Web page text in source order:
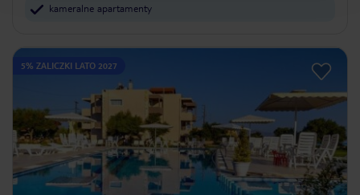
kameralne apartamenty
5% ZALICZKI LATO 2027